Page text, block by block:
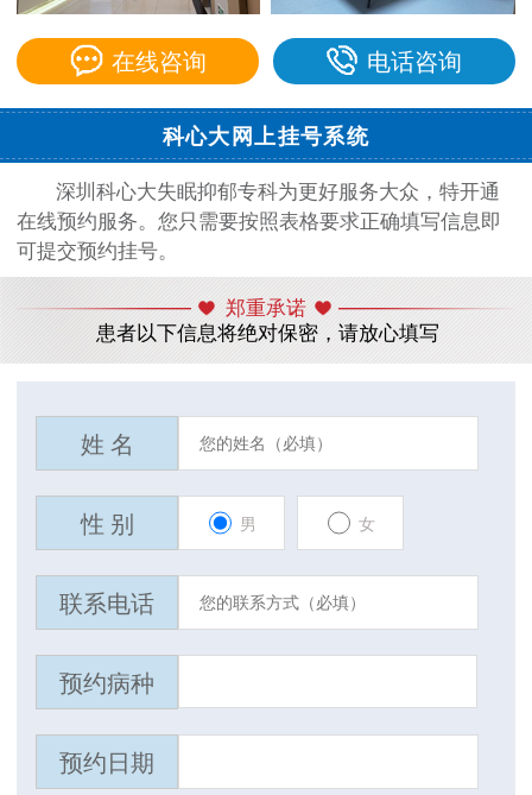
在线咨询 电话咨询
科心大网上挂号系统
深圳科心大失眠抑郁专科为更好服务大众，特开通
在线预约服务。您只需要按照表格要求正确填写信息即
可提交预约挂号。
郑重承诺
患者以下信息将绝对保密，请放心填写
姓 名
性 别 男 女
联系电话
预约病种
预约日期